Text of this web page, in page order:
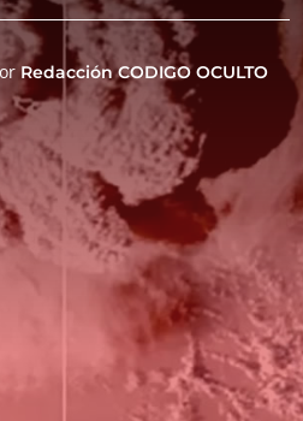
Redacción CODIGO OCULTO